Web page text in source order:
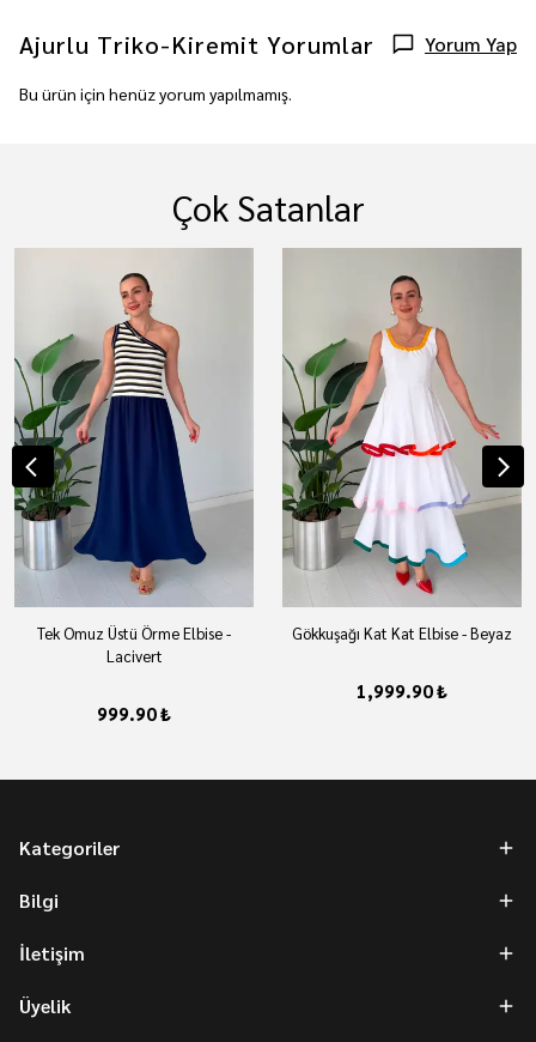
Ajurlu Triko-Kiremit Yorumlar Yorum Yap
Bu ürün için henüz yorum yapılmamış.
Çok Satanlar
Tek Omuz Üstü Örme Elbise -
Lacivert
999.90 ₺
Gökkuşağı Kat Kat Elbise - Beyaz
1,999.90 ₺
Kategoriler
Bilgi
İletişim
Üyelik